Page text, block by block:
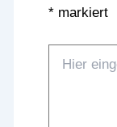
*markiert
eingeben…